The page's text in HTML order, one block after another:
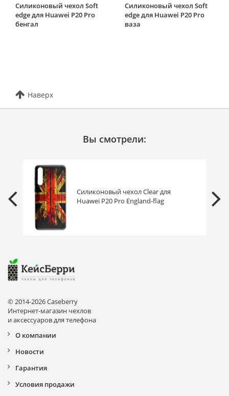
Силиконовый чехол Soft
edge для Huawei P20 Pro
бенгал
Силиконовый чехол Soft
edge для Huawei P20 Pro
ваза
Наверх
Вы смотрели:
Силиконовый чехол Clear для
Huawei P20 Pro England-flag
© 2014-2026 Caseberry
Интернет-магазин чехлов
и аксессуаров для телефона
О компании
Новости
Гарантия
Условия продажи